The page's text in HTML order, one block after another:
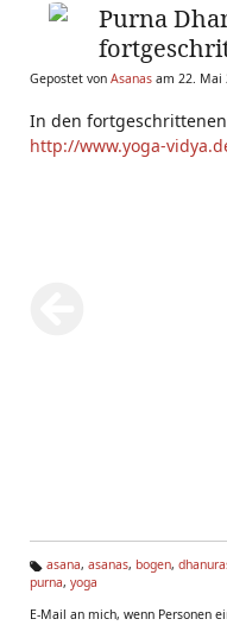
Purna
Gepostet von Asanas am 22. Mai
In den
http://www.yoga-
Ta
s:
asana, asanas, bogen,
purna, yoga
E-Mail an mich, wenn Personen